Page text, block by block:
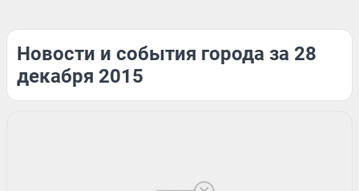
Новости и события города за 28
декабря 2015